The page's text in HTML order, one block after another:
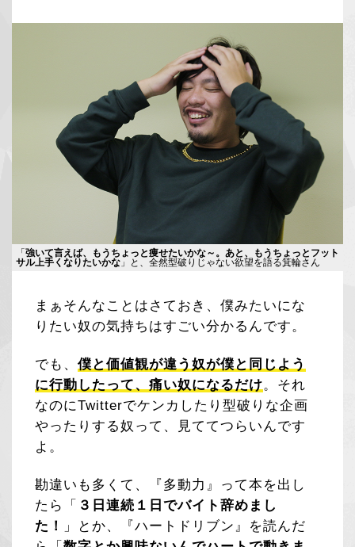
「 強いて言えば、もうちょっと痩せたいかな～。あと、もうちょっとフット
サル上手くなりたいかな 」と、全然型破りじゃない欲望を語る箕輪さん
まぁそんなことはさておき、僕みたいにな
りたい奴の気持ちはすごい分かるんです。
でも、僕と価値観が違う奴が僕と同じよう
に行動したって、痛い奴になるだけ。それ
なのにTwitterでケンカしたり型破りな企画
やったりする奴って、見ててつらいんです
よ。
勘違いも多くて、『多動力』って本を出し
たら「 ３日連続１日でバイト辞めまし
た！
」とか、『ハートドリブン』を読んだ